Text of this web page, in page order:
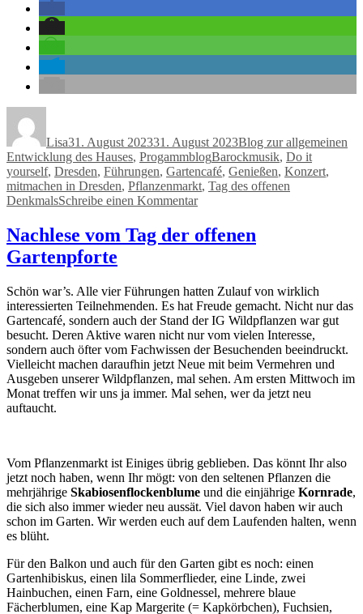
Lisa31. August 202331. August 2023Blog zur allgemeinen
Entwicklung des Hauses, ProgammblogSchlagwörter
Barockmusik, Do it
yourself, Dresden, Führungen, Gartencafé, Genießen, Konzert,
mitmachen in Dresden, Pflanzenmarkt, Tag des offenen
DenkmalsSchreibe einen Kommentarzu
Tag
des
–
dieses
Mal
mit
Konzert
der
Johannstädter
Barockmusiker
Nachlese vom Tag der offenen
Gartenpforte
Schön war’s. Alle vier Führungen hatten Zulauf von wirklich
interessierten Teilnehmenden. Es hat Freude gemacht. Nicht nur das
Gartencafé, sondern auch der Stand der IG Wildpflanzen war gut
besucht. Deren Aktive waren nicht nur vom vielen Interesse,
sondern auch öfter vom Fachwissen der Besuchenden beeindruckt.
Vielleicht machen daraufhin jetzt Neue mit beim Vermehren und
Ausgeben unserer Wildpflanzen, mal sehen. Am ersten Mittwoch im
Monat treffen wir uns ja immer. Mal sehen, wer da jetzt neu
auftaucht.
Vom Pflanzenmarkt ist Einiges übrig geblieben. Das könnt Ihr also
jetzt noch haben, wenn Ihr mögt: von den seltenen Pflanzen die
mehrjährige Skabiosenflockenblume und die einjährige Kornrade,
die sich also immer wieder neu aussät. Viel davon haben wir auch
schon im Garten. Wir werden euch auf dem Laufenden halten, wenn
es blüht.
Für den Balkon und auch für den Garten gibt es noch: einen
Gartenhibiskus, einen lila Sommerflieder, eine Linde, zwei
Hainbuchen, einen Farn, eine Goldnessel, mehrere blaue
Fächerblumen, eine Kap Margerite (= Kapkörbchen), Fuchsien,